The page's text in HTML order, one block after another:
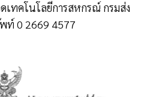
ทคโนโลยีการสหกรณ์ กรมส่ง
ท์ 0 2669 4577